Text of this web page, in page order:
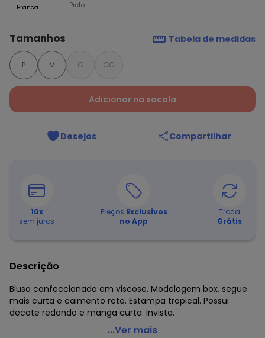
Branca Preto
Tamanhos Tabela de medidas
P M G GG
Adicionar na sacola
Desejos Compartilhar
10x
sem juros
Preços Exclusivos
no App
Troca
Grátis
Descrição
Blusa confeccionada em viscose. Modelagem box, segue
mais curta e caimento reto. Estampa tropical. Possui
decote redondo e manga curta. Invista.
Malwee - Blusa Branca Box Tropical em Viscose
...Ver mais